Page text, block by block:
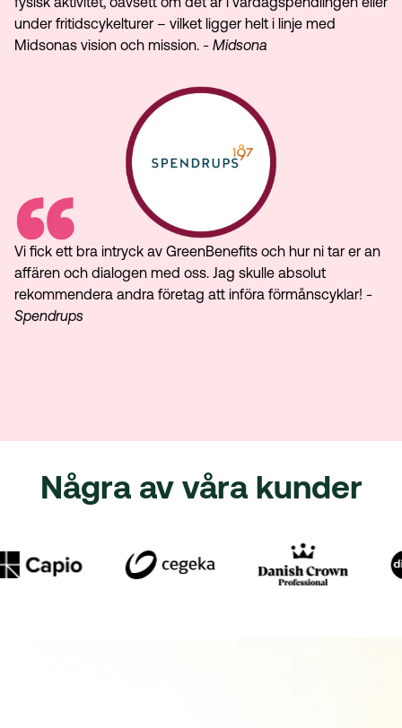
under fritidscykelturer – vilket ligger helt i linje med
Midsonas vision och mission. - Midsona
Vi fick ett bra intryck av GreenBenefits och hur ni tar er an
affären och dialogen med oss. Jag skulle absolut
rekommendera andra företag att införa förmånscyklar! -
Spendrups
Några av våra kunder